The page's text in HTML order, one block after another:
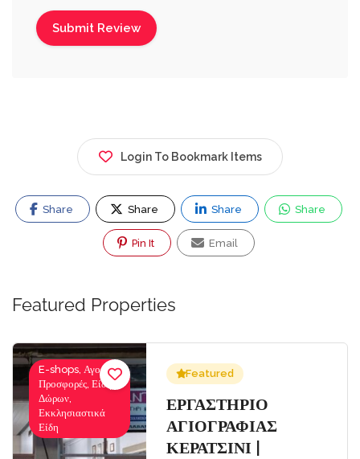
Login To Bookmark Items
Share Share Share Share
Pin It Email
Featured Properties
E-shops, Αγορές-
Προσφορές, Είδη
Δώρων,
Εκκλησιαστικά
Είδη
Featured
ΕΡΓΑΣΤΗΡΙΟ
ΑΓΙΟΓΡΑΦΙΑΣ
ΚΕΡΑΤΣΙΝΙ |